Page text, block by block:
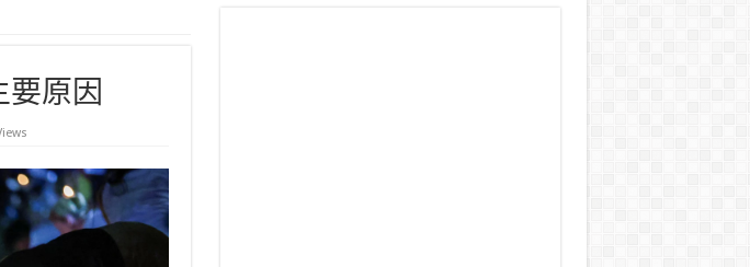
要原因